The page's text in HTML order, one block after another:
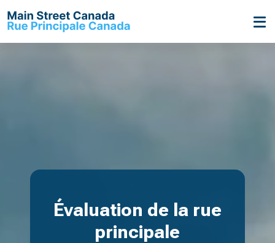
Évaluation de la rue
principale